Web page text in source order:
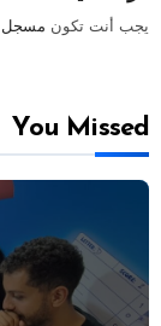
يجب أنت تكون مسجل
You Missed